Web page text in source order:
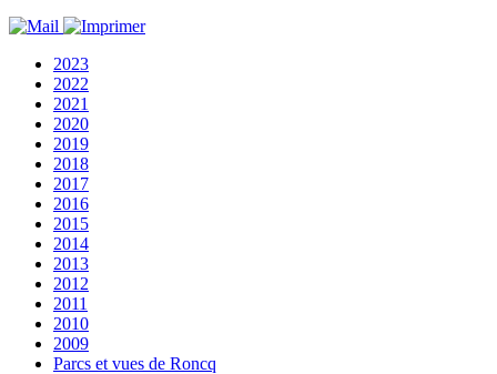
2023
2022
2021
2020
2019
2018
2017
2016
2015
2014
2013
2012
2011
2010
2009
Parcs et vues de Roncq